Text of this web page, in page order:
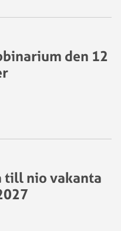
den 12
till nio vakanta